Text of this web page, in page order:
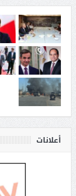
أعلانات